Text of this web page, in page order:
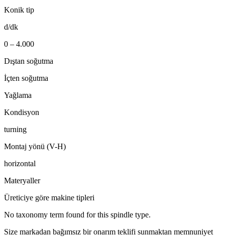
Konik tip
d/dk
0 – 4.000
Dıştan soğutma
İçten soğutma
Yağlama
Kondisyon
turning
Montaj yönü (V-H)
horizontal
Materyaller
Üreticiye göre makine tipleri
No taxonomy term found for this spindle type.
Size markadan bağımsız bir onarım teklifi sunmaktan memnuniyet